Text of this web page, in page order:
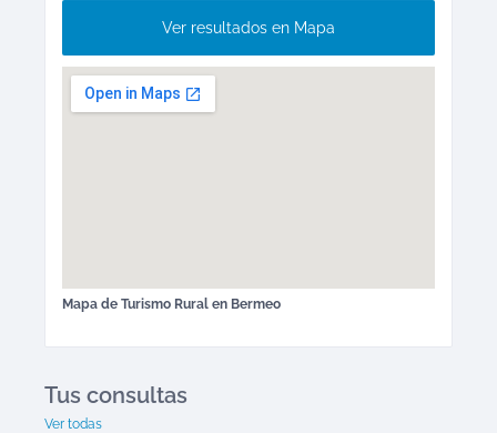
Ver resultados en Mapa
Mapa de Turismo Rural en Bermeo
Tus consultas
Ver todas